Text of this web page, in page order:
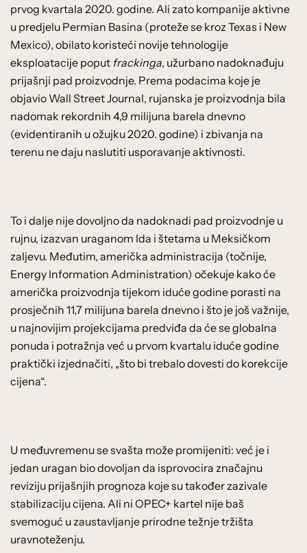
prvog kvartala 2020. godine. Ali zato kompanije aktivne
u predjelu Permian Basina (proteže se kroz Texas i New
Mexico), obilato koristeći novije tehnologije
eksploatacije poput frackinga, užurbano nadoknađuju
prijašnji pad proizvodnje. Prema podacima koje je
objavio Wall Street Journal, rujanska je proizvodnja bila
nadomak rekordnih 4,9 milijuna barela dnevno
(evidentiranih u ožujku 2020. godine) i zbivanja na
terenu ne daju naslutiti usporavanje aktivnosti.
To i dalje nije dovoljno da nadoknadi pad proizvodnje u
rujnu, izazvan uraganom Ida i štetama u Meksičkom
zaljevu. Međutim, američka administracija (točnije,
Energy Information Administration) očekuje kako će
američka proizvodnja tijekom iduće godine porasti na
prosječnih 11,7 milijuna barela dnevno i što je još važnije,
u najnovijim projekcijama predviđa da će se globalna
ponuda i potražnja već u prvom kvartalu iduće godine
praktički izjednačiti, „što bi trebalo dovesti do korekcije
cijena“.
U međuvremenu se svašta može promijeniti: već je i
jedan uragan bio dovoljan da isprovocira značajnu
reviziju prijašnjih prognoza koje su također zazivale
stabilizaciju cijena. Ali ni OPEC+ kartel nije baš
svemoguć u zaustavljanje prirodne težnje tržišta
uravnoteženju.